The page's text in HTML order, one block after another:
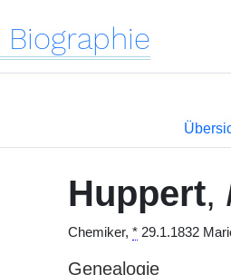
Biographie
Huppert,
Chemiker, *29.1.1832
Genealogie